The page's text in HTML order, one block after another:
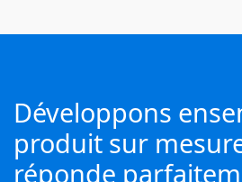
Développons
produit sur
réponde